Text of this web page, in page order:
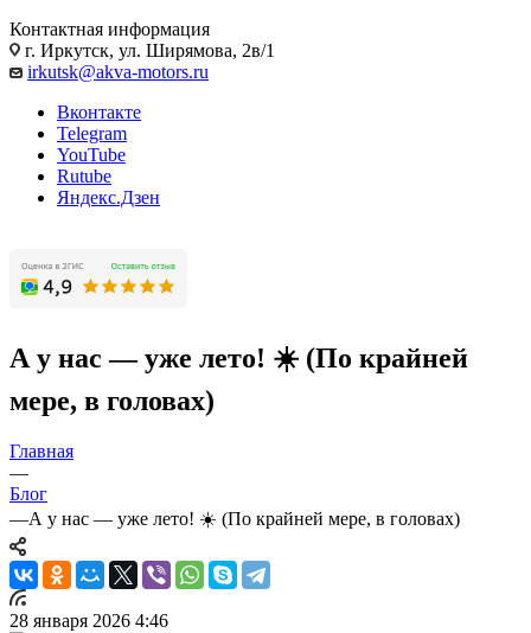
Контактная информация
г. Иркутск, ул. Ширямова, 2в/1
irkutsk@akva-motors.ru
Вконтакте
Telegram
YouTube
Rutube
Яндекс.Дзен
А у нас — уже лето! ☀️ (По крайней
мере, в головах)
Главная
—
Блог
—А у нас — уже лето! ☀️ (По крайней мере, в головах)
28 января 2026 4:46